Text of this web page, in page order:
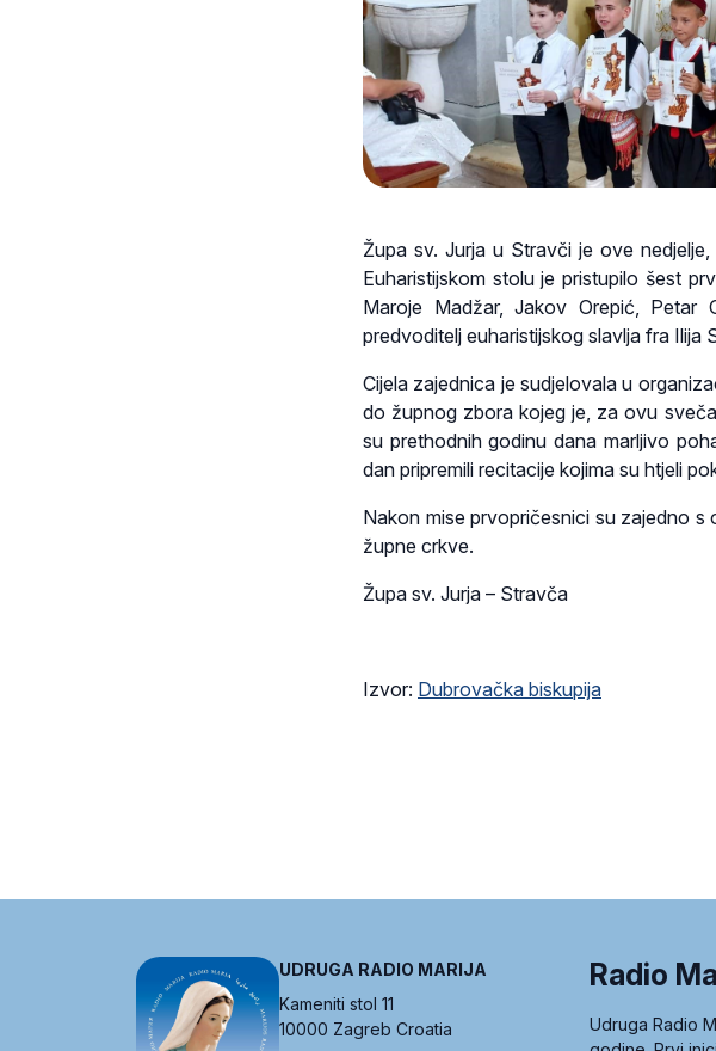
Župa sv. Jurja u Stravči je ove
Euharistijskom stolu je pristupilo šest
Maroje Madžar, Jakov Orepić, Petar
predvoditelj euharistijskog slavlja fra Ilija
Cijela zajednica je sudjelovala u
do župnog zbora kojeg je, za ovu
su prethodnih godinu dana marljivo
dan pripremili recitacije kojima su htjeli
Nakon mise prvopričesnici su zajedno s
župne crkve.
Župa sv. Jurja – Stravča
Izvor: Dubrovačka biskupija
UDRUGA RADIO MARIJA
Kameniti stol 11
10000 Zagreb Croatia
Radio
Udruga Radio